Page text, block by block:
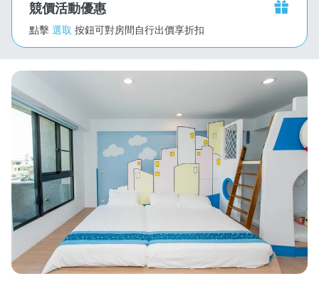
競價活動優惠
點擊 選取 按鈕可對房間自行出價享折扣